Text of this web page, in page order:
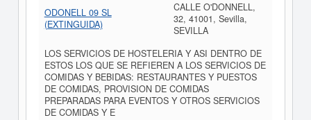
ODONELL 09 SL
(EXTINGUIDA)
CALLE O'DONNELL,
32, 41001, Sevilla,
SEVILLA
LOS SERVICIOS DE HOSTELERIA Y ASI DENTRO DE
ESTOS LOS QUE SE REFIEREN A LOS SERVICIOS DE
COMIDAS Y BEBIDAS: RESTAURANTES Y PUESTOS
DE COMIDAS, PROVISION DE COMIDAS
PREPARADAS PARA EVENTOS Y OTROS SERVICIOS
DE COMIDAS Y E